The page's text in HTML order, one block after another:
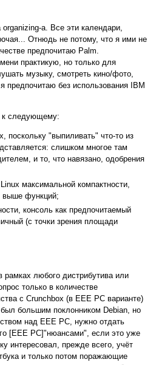
а. Все эти календари,
Отнюдь не потому, что я ими не
предпочитаю Palm.
практикую, но только для
музыку, смотреть кино/фото,
предпочитаю без использования IBM
к следующему:
поскольку "выпиливать" что-то из
слишком многое там
и то, что навязано, одобрения
максимальной компактности,
выше функций;
консоль как предпочитаемый
(с точки зрения площади
любого дистрибутива или
только в количестве
с Crunchbox (в EEE PC варианте)
большим поклонником Debian, но
над EEE PC, нужно отдать
[EEE PC]"нюансами", если это уже
интересовал, прежде всего, учёт
и только потом поражающие